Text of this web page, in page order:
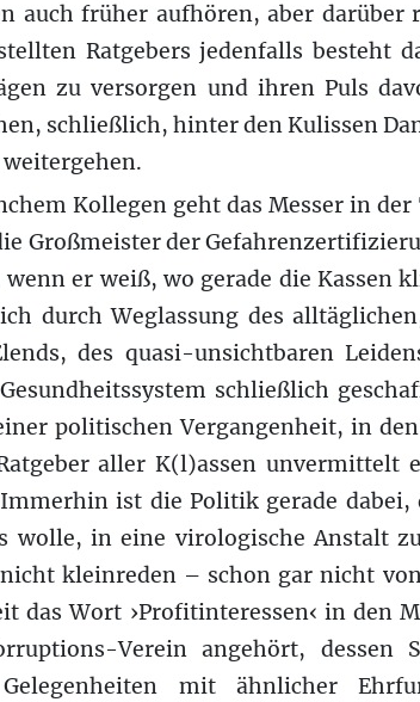
auch früher aufhören, aber darüber
Ratgebers jedenfalls besteht
zu versorgen und ihren Puls
schließlich, hinter den Kulissen
Kollegen geht das Messer in
Großmeister der
er weiß, wo gerade die Kassen
durch Weglassung des
des quasi-unsichtbaren
schließlich
politischen Vergangenheit, in
aller K(l)assen unvermittelt
ist die Politik gerade dabei,
wolle, in eine virologische Anstalt
kleinreden – schon gar nicht
das Wort ›Profitinteressen‹ in den
Verein angehört, dessen
mit ähnlicher